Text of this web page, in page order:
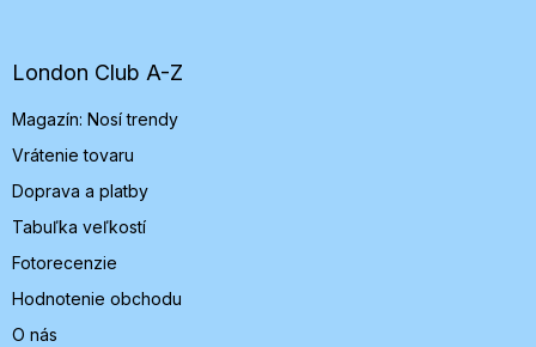
e
London Club A-Z
Magazín: Nosí trendy
Vrátenie tovaru
Doprava a platby
Tabuľka veľkostí
Fotorecenzie
Hodnotenie obchodu
O nás